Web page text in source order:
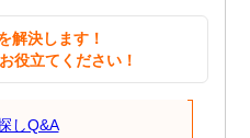
解決します！
役立てください！
しQ&A